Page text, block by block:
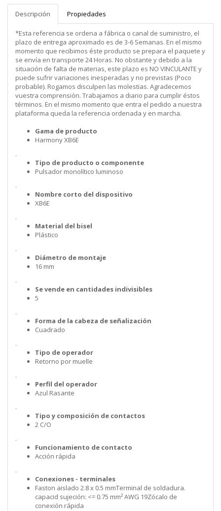
Descripción Propiedades
*Esta referencia se ordena a fábrica o canal de suministro, el
plazo de entrega aproximado es de 3-6 Semanas. En el mismo
momento que recibimos éste producto se prepara el paquete y
se envía en transporte 24 Horas. No obstante y debido a la
situación de falta de materias, este plazo es NO VINCULANTE y
puede sufrir variaciones inesperadas y no previstas (Poco
probable). Rogamos disculpen las molestias. Agradecemos
vuestra comprensión. Trabajamos a diario para cumplir éstos
términos. En el mismo momento que entra el pedido a nuestra
plataforma queda la referencia ordenada y en marcha.
Gama de producto
Harmony XB6E
.
Tipo de producto o componente
Pulsador monolítico luminoso
.
Nombre corto del dispositivo
XB6E
.
Material del bisel
Plástico
.
Diámetro de montaje
16 mm
.
Se vende en cantidades indivisibles
5
.
Forma de la cabeza de señalización
Cuadrado
.
Tipo de operador
Retorno por muelle
.
Perfil del operador
Azul Rasante
.
Tipo y composición de contactos
2 C/O
.
Funcionamiento de contacto
Acción rápida
.
Conexiones - terminales
Faston aislado 2.8 x 0.5 mmTerminal de soldadura.
capacid sujeción: <= 0.75 mm² AWG 19Zócalo de
conexión rápida